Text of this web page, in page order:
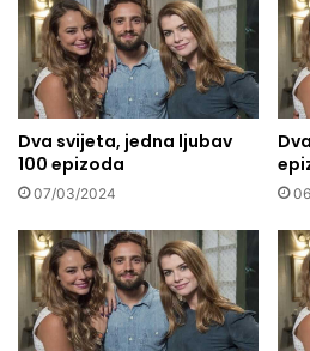
Dva svijeta, jedna ljubav
100 epizoda
07/03/2024